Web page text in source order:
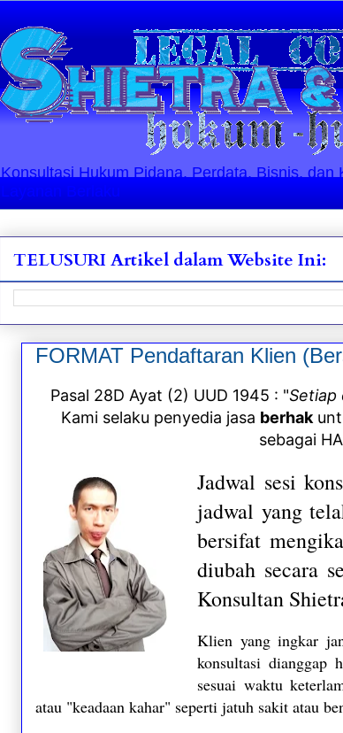
Konsultasi Hukum Pidana, Perdata, Bisnis,
Layanan Berlaku
TELUSURI Artikel dalam Website Ini:
FORMAT Pendaftaran Klien
Pasal 28D Ayat (2) UUD 1945 : "Setiap
Kami selaku penyedia jasa berhak
sebagai
Jadwal sesi
jadwal yang
bersifat
diubah secara
Konsultan
Klien yang ingkar
konsultasi dianggap
sesuai waktu
atau "keadaan kahar" seperti jatuh sakit atau